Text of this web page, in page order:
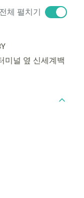
전체 펼치기
미널 옆 신세계백